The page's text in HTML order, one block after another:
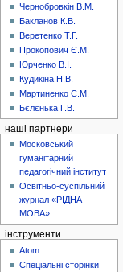
Чернобровкін В.М.
Бакланов К.В.
Веретенко Т.Г.
Прокопович Є.М.
Юрченко В.І.
Кудикіна Н.В.
Мартиненко С.М.
Бєлєнька Г.В.
наші партнери
Московський
гуманітарний
педагогічний інститут
Освітньо-суспільний
журнал «РІДНА
МОВА»
інструменти
Atom
Спеціальні сторінки